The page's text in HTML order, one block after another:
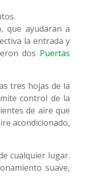
que ayudaran a
la entrada y
dos Puertas
tres hojas de la
control de la
de aire que
acondicionado,
cualquier lugar.
suave,